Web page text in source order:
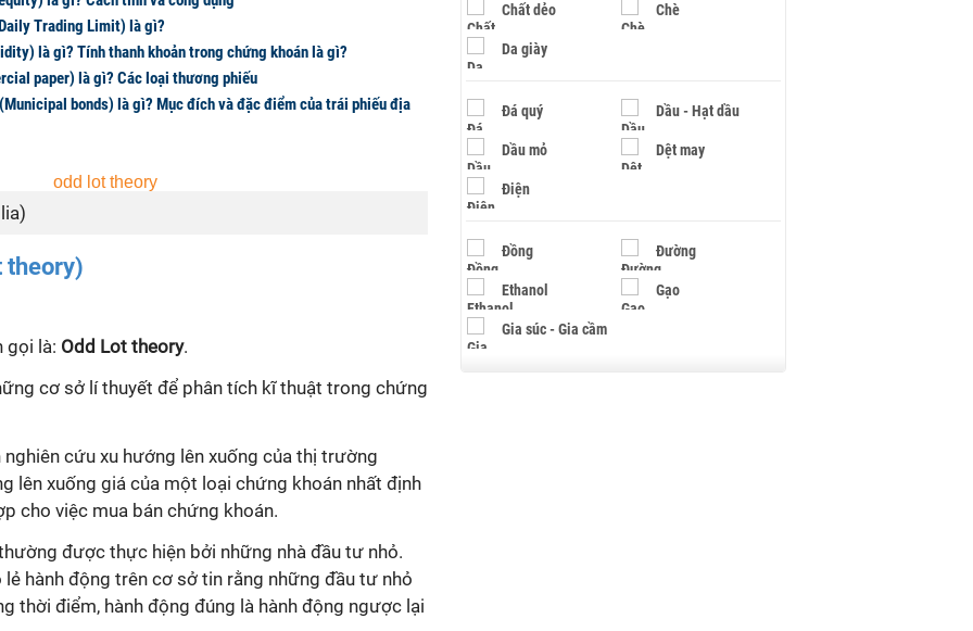
Trading Limit) là gì?
là gì? Tính thanh khoản trong chứng khoán là gì?
paper) là gì? Các loại thương phiếu
bonds) là gì? Mục đích và đặc điểm của trái phiếu địa
theory)
gọi là: Odd Lot theory.
cơ sở lí thuyết để phân tích kĩ thuật trong chứng
cứu xu hướng lên xuống của thị trường
lên xuống giá của một loại chứng khoán nhất định
cho việc mua bán chứng khoán.
được thực hiện bởi những nhà đầu tư nhỏ.
hành động trên cơ sở tin rằng những đầu tư nhỏ
thời điểm, hành động đúng là hành động ngược lại
Chất dẻo Chè
Da giày
Đá quý Dầu - Hạt dầu
Dầu mỏ Dệt may
Điện
Đồng Đường
Ethanol Gạo
Gia súc - Gia cầm